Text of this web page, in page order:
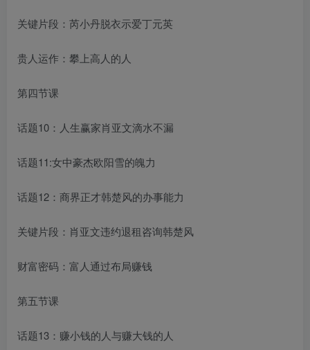
关键片段：芮小丹脱衣示爱丁元英
贵人运作：攀上高人的人
第四节课
话题10：人生赢家肖亚文滴水不漏
话题11:女中豪杰欧阳雪的魄力
话题12：商界正才韩楚风的办事能力
关键片段：肖亚文违约退租咨询韩楚风
财富密码：富人通过布局赚钱
第五节课
话题13：赚小钱的人与赚大钱的人